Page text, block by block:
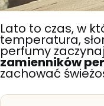
Lato to czas, w
temperatura,
perfumy
zamienników
zachować